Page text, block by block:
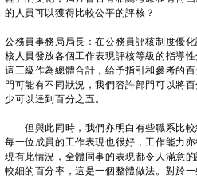
的人員可以獲得比較公平的評核？
公務員事務局局長：在公務員評核制度優
核人員發放各個工作表現評核等級的指導
這三級作為總體合計，給予指引和參考的
門可能有不同狀況，我們容許部門可以將
少可以達到百分之五。
但與此同時，我們亦明白有些職系比較
每一位成員的工作表現也很好，工作能力
現有此情況，全體同事的表現都令人滿意
較細的百分率，這是一個整體做法。對於